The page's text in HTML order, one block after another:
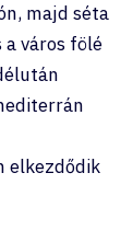
majd séta
város fölé
elkezdődik